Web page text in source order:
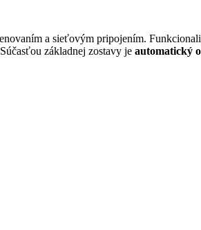
a sieťovým pripojením.
základnej zostavy je automatický